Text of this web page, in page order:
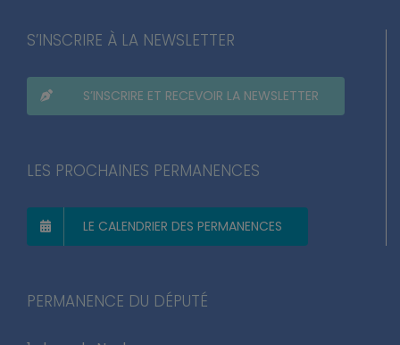
S’INSCRIRE À LA NEWSLETTER
S’INSCRIRE ET RECEVOIR LA NEWSLETTER
LES PROCHAINES PERMANENCES
LE CALENDRIER DES PERMANENCES
PERMANENCE DU DÉPUTÉ